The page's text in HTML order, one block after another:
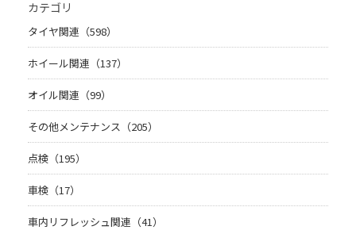
カテゴリ
タイヤ関連（598）
ホイール関連（137）
オイル関連（99）
その他メンテナンス（205）
点検（195）
車検（17）
車内リフレッシュ関連（41）